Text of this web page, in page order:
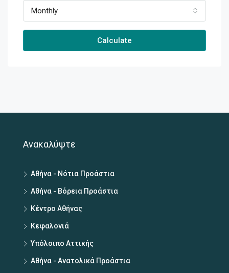
Monthly
Calculate
Ανακαλύψτε
Αθήνα - Νότια Προάστια
Αθήνα - Βόρεια Προάστια
Κέντρο Αθήνας
Κεφαλονιά
Υπόλοιπο Αττικής
Αθήνα - Ανατολικά Προάστια